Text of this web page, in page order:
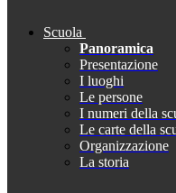
Scuola
Panoramica
Presentazione
I luoghi
Le persone
I numeri della
Le carte della
Organizzazione
La storia